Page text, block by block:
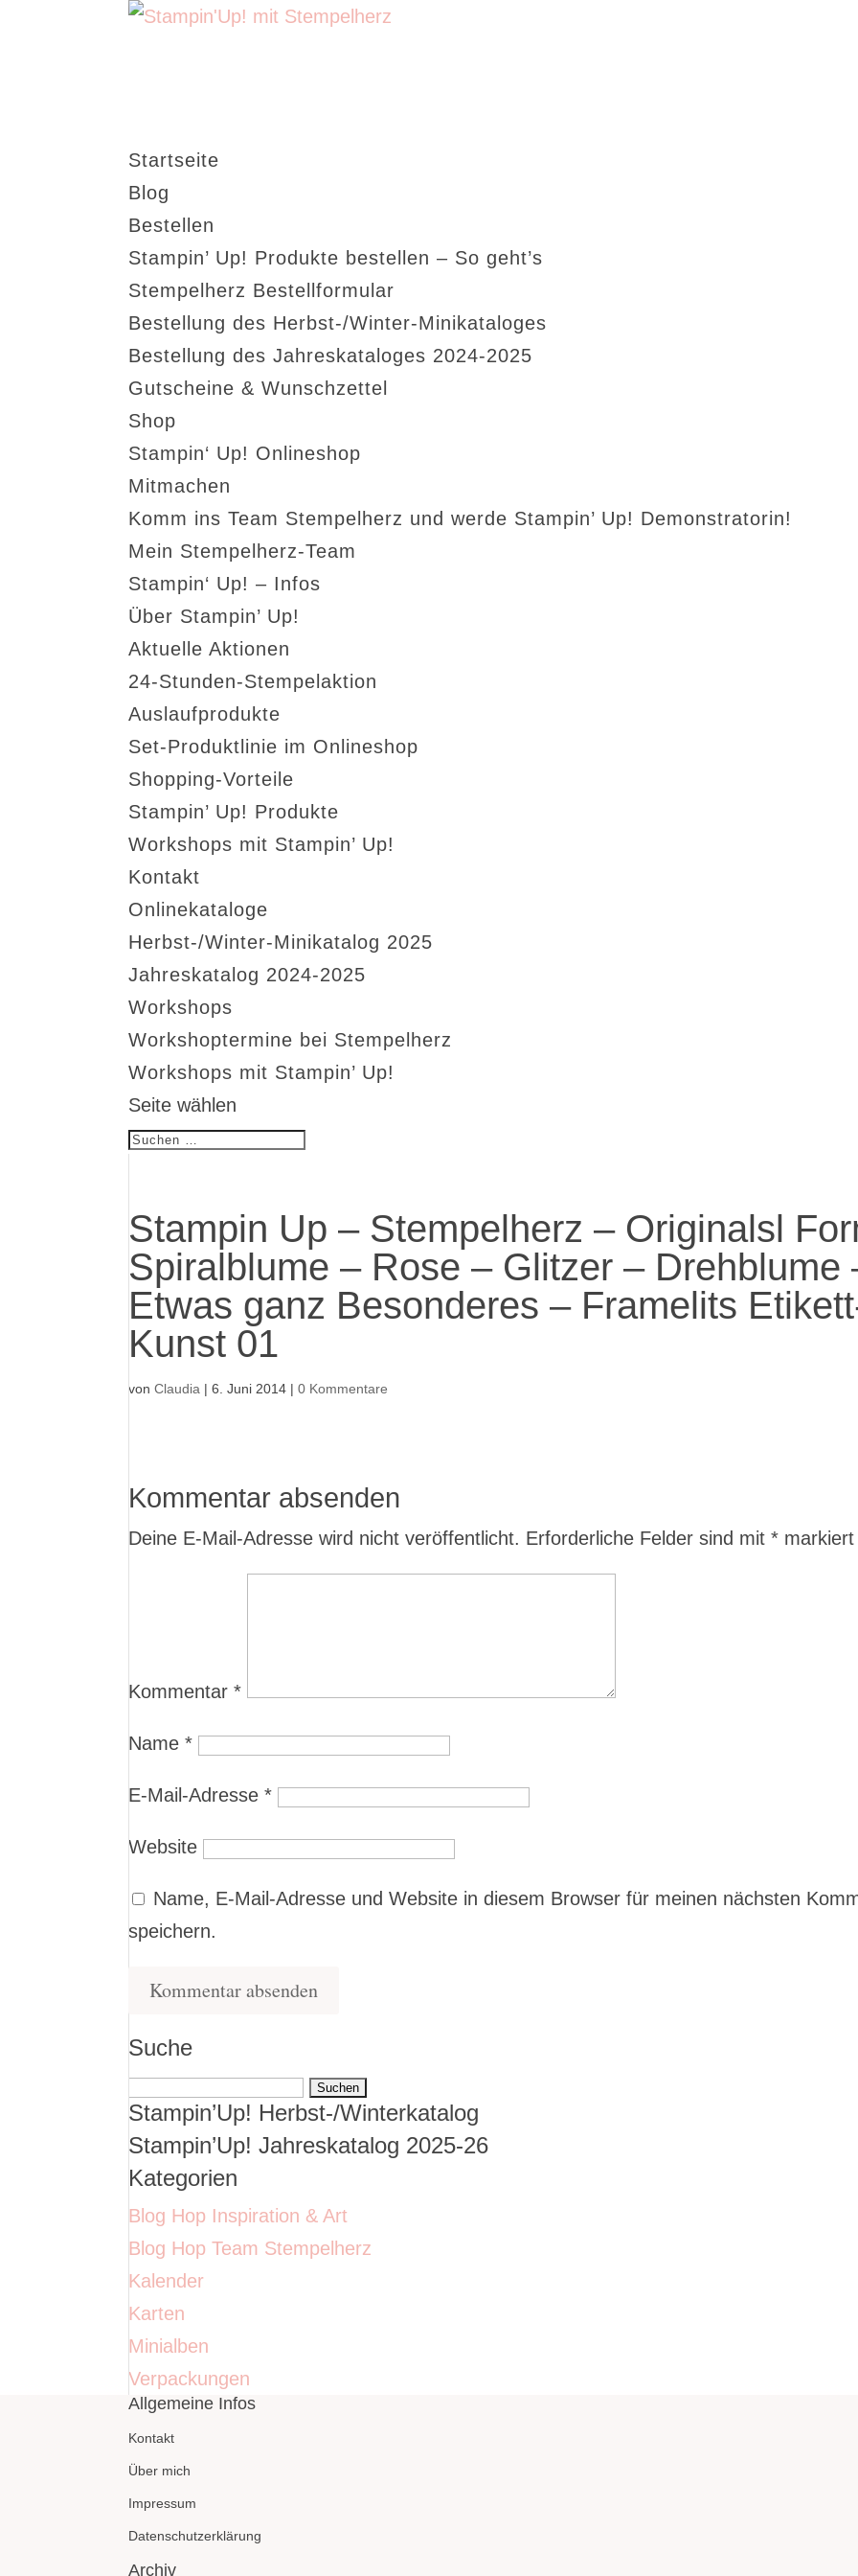
Startseite
Blog
Bestellen
Stampin’ Up! Produkte bestellen – So geht’s
Stempelherz Bestellformular
Bestellung des Herbst-/Winter-Minikataloges
Bestellung des Jahreskataloges 2024-2025
Gutscheine & Wunschzettel
Shop
Stampin‘ Up! Onlineshop
Mitmachen
Komm ins Team Stempelherz und werde Stampin’ Up! Demonstratorin!
Mein Stempelherz-Team
Stampin‘ Up! – Infos
Über Stampin’ Up!
Aktuelle Aktionen
24-Stunden-Stempelaktion
Auslaufprodukte
Set-Produktlinie im Onlineshop
Shopping-Vorteile
Stampin’ Up! Produkte
Workshops mit Stampin’ Up!
Kontakt
Onlinekataloge
Herbst-/Winter-Minikatalog 2025
Jahreskatalog 2024-2025
Workshops
Workshoptermine bei Stempelherz
Workshops mit Stampin’ Up!
Seite wählen
Stampin Up – Stempelherz – Originalsl
Spiralblume – Rose – Glitzer – Drehblume
Etwas ganz Besonderes – Framelits
Kunst 01
vonClaudia |6. Juni 2014 |0 Kommentare
Kommentar absenden
Deine E-Mail-Adresse wird nicht veröffentlicht. Erforderliche Felder sind mit* markiert
Kommentar*
Name*
E-Mail-Adresse*
Website
Name, E-Mail-Adresse und Website in diesem Browser für meinen nächsten
speichern.
Suche
Suchen
nach:
Stampin’Up! Herbst-/Winterkatalog
Stampin’Up! Jahreskatalog 2025-26
Kategorien
Blog Hop Inspiration & Art
Blog Hop Team Stempelherz
Kalender
Karten
Minialben
Verpackungen
Allgemeine Infos
Kontakt
Über mich
Impressum
Datenschutzerklärung
Archiv